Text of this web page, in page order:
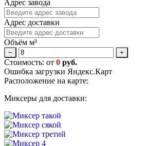
Адрес завода
Адрес доставки
Объём м³
− +
Стоимость: от 0 руб.
Ошибка загрузки Яндекс.Карт
Расположение на карте:
Миксеры для доставки: